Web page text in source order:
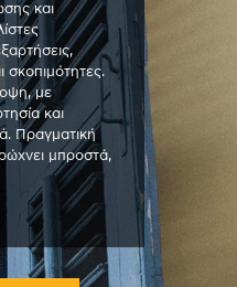
και
σκοπιμότητες.
με
και
Πραγματική
μπροστά,